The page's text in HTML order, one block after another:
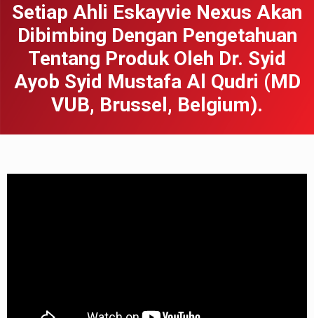
Setiap Ahli Eskayvie Nexus Akan
Dibimbing Dengan Pengetahuan
Tentang Produk Oleh Dr. Syid
Ayob Syid Mustafa Al Qudri (MD
VUB, Brussel, Belgium).